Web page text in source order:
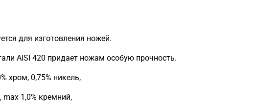
для изготовления ножей.
AISI 420 придает ножам особую прочность.
хром, 0,75% никель,
max 1,0% кремний,